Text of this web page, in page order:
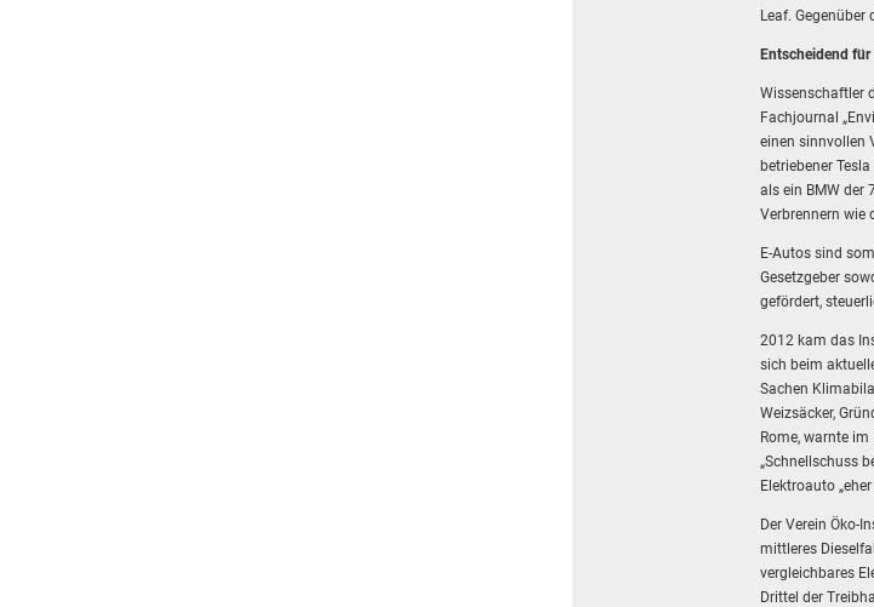
Leaf. Gegenüber
Entscheidend für
Wissenschaftler
Fachjournal
einen sinnvollen
betriebener
als ein BMW der
Verbrennern wie
E-Autos sind
Gesetzgeber
gefördert,
2012 kam das
sich beim
Sachen
Weizsäcker,
Rome, warnte
„Schnellschuss
Elektroauto
Der Verein Öko-
mittleres
vergleichbares
Drittel der